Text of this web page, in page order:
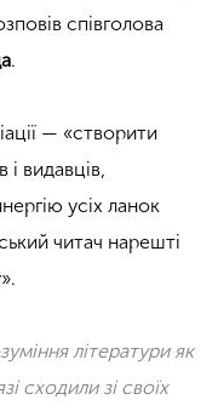
співголова
.
— «створити
і видавців,
усіх ланок
читач нарешті
літератури як
сходили зі своїх